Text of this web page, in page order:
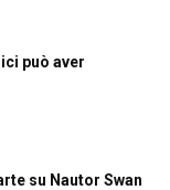
può aver
su Nautor Swan